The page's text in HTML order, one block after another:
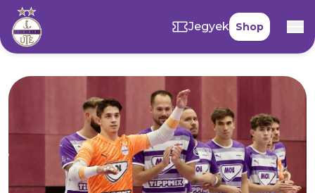
Jegyek Shop